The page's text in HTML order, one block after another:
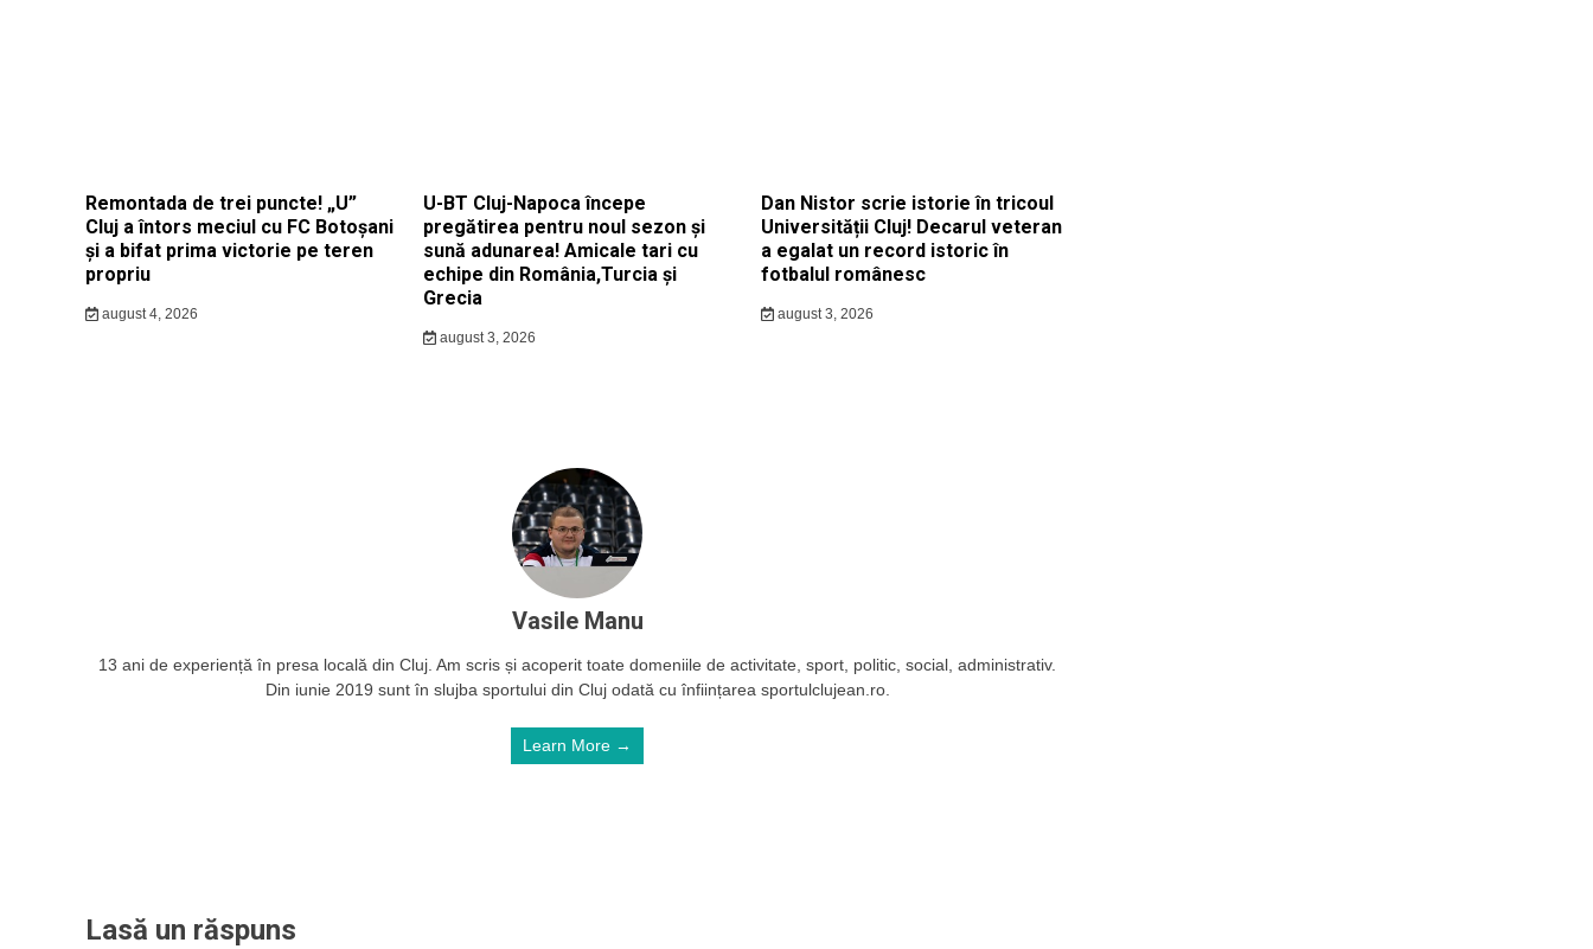
Remontada de trei puncte! „U”
Cluj a întors meciul cu FC Botoșani
și a bifat prima victorie pe teren
propriu
august 4, 2026
U-BT Cluj-Napoca începe
pregătirea pentru noul sezon și
sună adunarea! Amicale tari cu
echipe din România,Turcia și
Grecia
august 3, 2026
Dan Nistor scrie istorie în tricoul
Universității Cluj! Decarul veteran
a egalat un record istoric în
fotbalul românesc
august 3, 2026
Vasile Manu
13 ani de experiență în presa locală din Cluj. Am scris și acoperit toate domeniile de activitate, sport, politic, social, administrativ.
Din iunie 2019 sunt în slujba sportului din Cluj odată cu înființarea sportulclujean.ro.
Learn More →
Lasă un răspuns